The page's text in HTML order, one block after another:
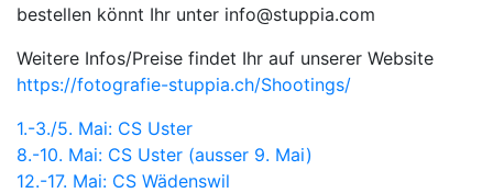
bestellen könnt Ihr unter info@stuppia.com
Weitere Infos/Preise findet Ihr auf unserer Website
https://fotografie-stuppia.ch/Shootings/
1.-3./5. Mai: CS Uster
8.-10. Mai: CS Uster (ausser 9. Mai)
12.-17. Mai: CS Wädenswil